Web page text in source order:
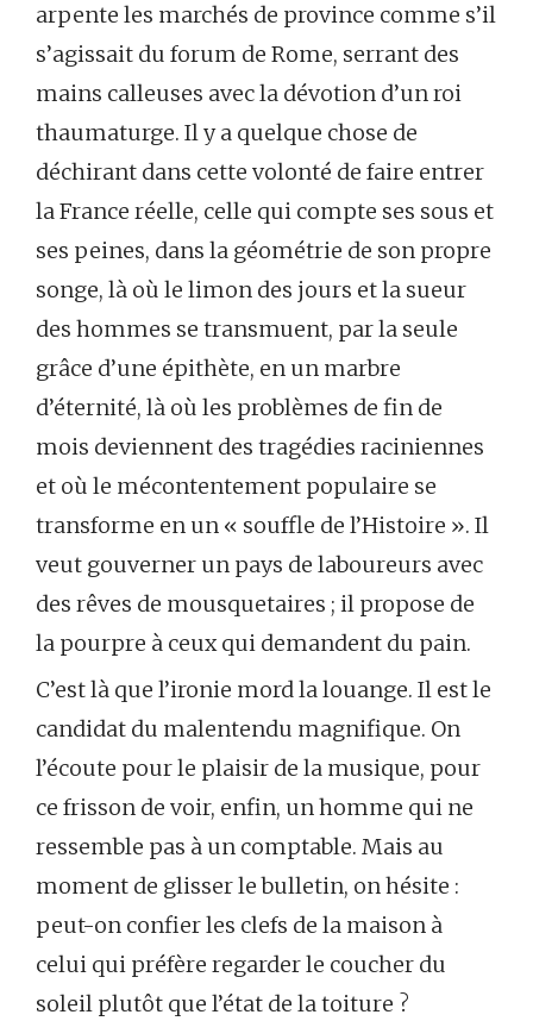
arpente les marchés de province comme s’il
s’agissait du forum de Rome, serrant des
mains calleuses avec la dévotion d’un roi
thaumaturge. Il y a quelque chose de
déchirant dans cette volonté de faire entrer
la France réelle, celle qui compte ses sous et
ses peines, dans la géométrie de son propre
songe, là où le limon des jours et la sueur
des hommes se transmuent, par la seule
grâce d’une épithète, en un marbre
d’éternité, là où les problèmes de fin de
mois deviennent des tragédies raciniennes
et où le mécontentement populaire se
transforme en un « souffle de l’Histoire ». Il
veut gouverner un pays de laboureurs avec
des rêves de mousquetaires ; il propose de
la pourpre à ceux qui demandent du pain.
C’est là que l’ironie mord la louange. Il est le
candidat du malentendu magnifique. On
l’écoute pour le plaisir de la musique, pour
ce frisson de voir, enfin, un homme qui ne
ressemble pas à un comptable. Mais au
moment de glisser le bulletin, on hésite :
peut-on confier les clefs de la maison à
celui qui préfère regarder le coucher du
soleil plutôt que l’état de la toiture ?